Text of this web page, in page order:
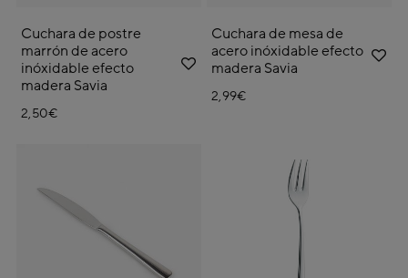
Cuchara de postre
marrón de acero
inóxidable efecto
madera Savia
2,50€
Cuchara de mesa de
acero inóxidable efecto
madera Savia
2,99€